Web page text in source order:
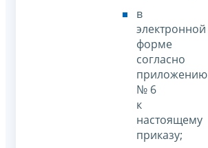
в
электронной
форме
согласно
приложению
№ 6
к
настоящему
приказу;